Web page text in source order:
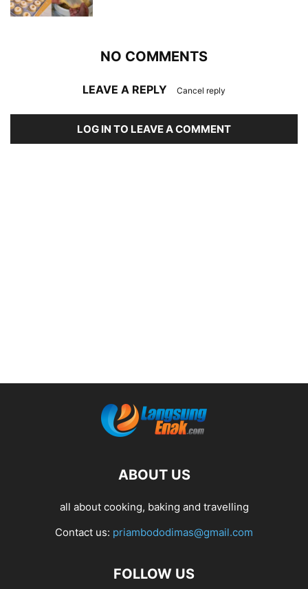
NO COMMENTS
LEAVE A REPLY Cancel reply
LOG IN TO LEAVE A COMMENT
ABOUT US
all about cooking, baking and travelling
Contact us: priambododimas@gmail.com
FOLLOW US